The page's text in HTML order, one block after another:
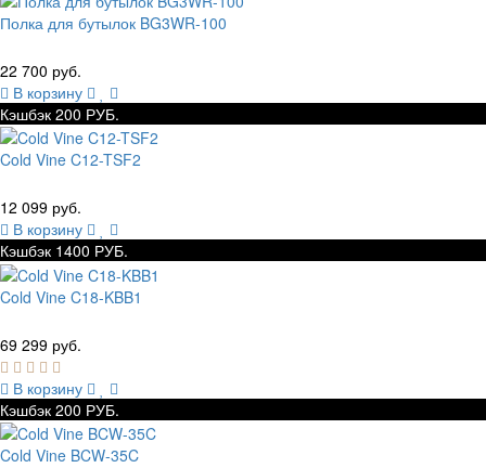
Полка для бутылок BG3WR-100
22 700 руб.
В корзину
Кэшбэк 200 РУБ.
Cold Vine C12-TSF2
12 099 руб.
В корзину
Кэшбэк 1400 РУБ.
Cold Vine C18-KBB1
69 299 руб.
В корзину
Кэшбэк 200 РУБ.
Cold Vine BCW-35C